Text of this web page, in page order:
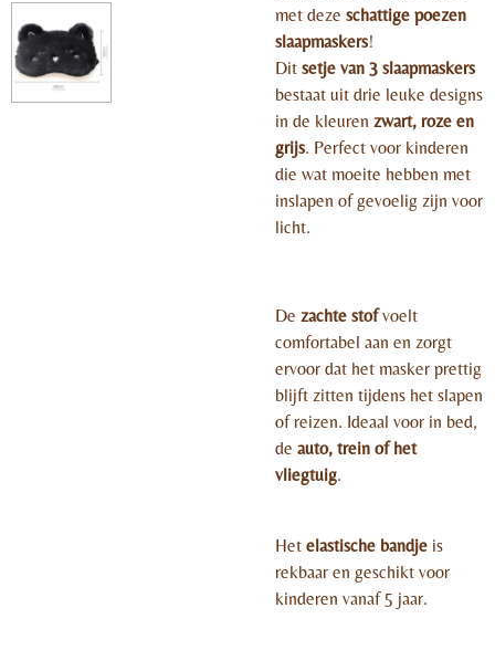
met deze schattige poezen
slaapmaskers!
Dit setje van 3 slaapmaskers
bestaat uit drie leuke designs
in de kleuren zwart, roze en
grijs. Perfect voor kinderen
die wat moeite hebben met
inslapen of gevoelig zijn voor
licht.
De zachte stofvoelt
comfortabel aan en zorgt
ervoor dat het masker prettig
blijft zitten tijdens het slapen
of reizen. Ideaal voor in bed,
de auto, trein of het
vliegtuig.
Het elastische bandje is
rekbaar en geschikt voor
kinderen vanaf 5 jaar.